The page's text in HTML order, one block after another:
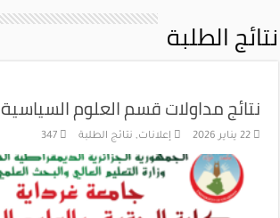
نتائج الطلبة
نتائج مداولات قسم العلوم السياسية
22 يناير 2026 إعلانات, نتائج الطلبة 347